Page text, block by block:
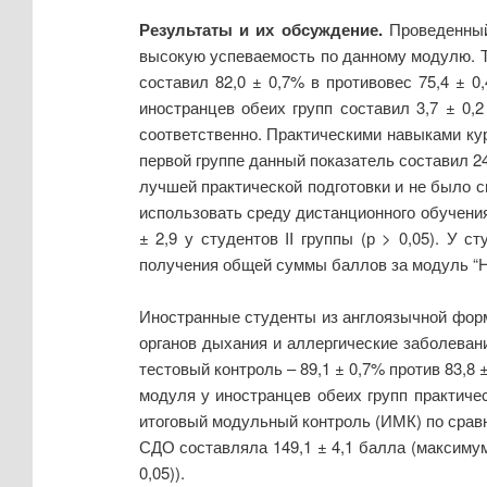
Результаты и их обсуждение.
высокую успеваемость по данному модулю.
составил 82,0 ± 0,7% в противовес 75,4 ±
иностранцев обеих групп составил 3,7 ±
соответственно. Практическими навыками
первой группе данный показатель составил
лучшей практической подготовки и не
использовать среду дистанционного
± 2,9 у студентов II группы (р > 0,05). У
получения общей суммы баллов за модуль
Иностранные студенты из англоязычной
органов дыхания и аллергические
тестовый контроль – 89,1 ± 0,7% против
модуля у иностранцев обеих групп
итоговый модульный контроль (ИМК) по
СДО составляла 149,1 ± 4,1 балла
0,05)).